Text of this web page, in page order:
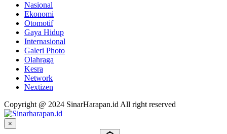
Nasional
Ekonomi
Otomotif
Gaya Hidup
Internasional
Galeri Photo
Olahraga
Kesra
Network
Nextizen
Copyright @ 2024 SinarHarapan.id All right reserved
×